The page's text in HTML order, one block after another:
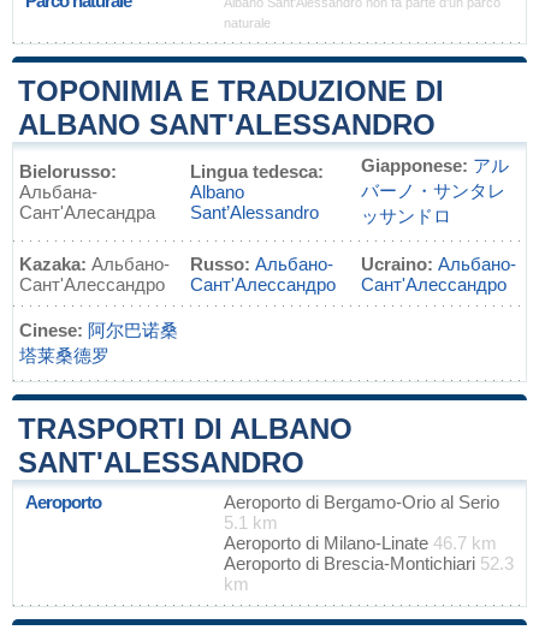
naturale
TOPONIMIA E TRADUZIONE DI
ALBANO SANT'ALESSANDRO
Bielorusso:
Альбана-
Сант'Алесандра
Lingua tedesca:
Albano
Sant’Alessandro
Giapponese: アル
バーノ・サンタレ
ッサンドロ
Kazaka: Альбано-
Сант'Алессандро
Russo: Альбано-
Сант'Алессандро
Ucraino: Альбано-
Сант'Алессандро
Cinese: 阿尔巴诺桑
塔莱桑德罗
TRASPORTI DI ALBANO
SANT'ALESSANDRO
Aeroporto
Aeroporto di Bergamo-Orio al Serio
5.1 km
Aeroporto di Milano-Linate 46.7 km
Aeroporto di Brescia-Montichiari 52.3
km